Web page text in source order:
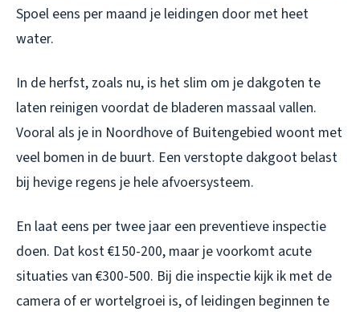
Spoel eens per maand je leidingen door met heet
water.
In de herfst, zoals nu, is het slim om je dakgoten te
laten reinigen voordat de bladeren massaal vallen.
Vooral als je in Noordhove of Buitengebied woont met
veel bomen in de buurt. Een verstopte dakgoot belast
bij hevige regens je hele afvoersysteem.
En laat eens per twee jaar een preventieve inspectie
doen. Dat kost €150-200, maar je voorkomt acute
situaties van €300-500. Bij die inspectie kijk ik met de
camera of er wortelgroei is, of leidingen beginnen te